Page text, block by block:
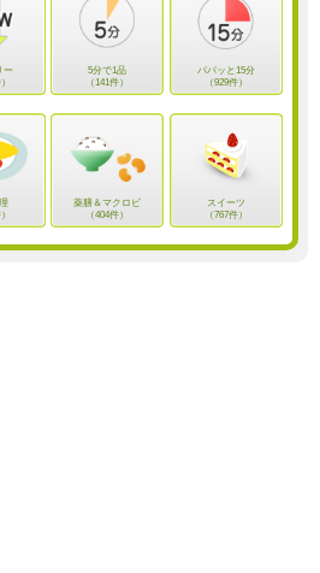
ー
5分で1品
（141件）
パパッと15分
（929件）
薬膳＆マクロビ
（404件）
スイーツ
（767件）